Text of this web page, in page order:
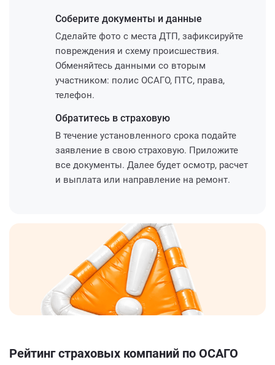
Соберите документы и данные
Сделайте фото с места ДТП, зафиксируйте
повреждения и схему происшествия.
Обменяйтесь данными со вторым
участником: полис ОСАГО, ПТС, права,
телефон.
Обратитесь в страховую
В течение установленного срока подайте
заявление в свою страховую. Приложите
все документы. Далее будет осмотр, расчет
и выплата или направление на ремонт.
Рейтинг страховых компаний по ОСАГО